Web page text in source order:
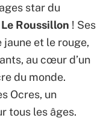
star du
Le Roussillon ! Ses
jaune et le rouge,
au cœur d’un
du monde.
Ocres, un
tous les âges.